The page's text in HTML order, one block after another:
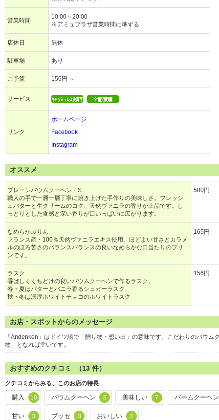
営業時間
10:00～20:00
※アミュプラザ営業時間に準ずる
店休日 無休
駐車場 あり
ご予算 156円 ～
サービス
リンク
ホームページ
Facebook
Instagram
オススメ
プレーンバウムクーヘン・S
職人の手で一層一層丁寧に焼き上げた手作りの美味しさ。フレッシ
ュバターと生クリームのコク、天然ヴァニラの香りが上品です。し
っとりとした食感と深い香りが口いっぱいに広がります。
580円
なめらかぷりん
フランス産・100％天然ヴァニラエキス使用。ほどよい甘さとカラメ
ルのほろ苦さのバランスバランスの良いなめらかな口当たりのプリ
ンです。
165円
ラスク
香ばしくくちどけの良いバウムクーヘンで作るラスク。
春・夏はバターとバニラ香るシュガーラスク
秋・冬は濃厚ホワイトチョコのホワイトラスク
156円
お店・スポットからのメッセージ
「Andenken」はドイツ語で「贈り物・想い出」の意味です。こだわりのバウ
物」となれば幸いです。
おすすめのクチコミ （13 件）
クチコミからみる、このお店の特長
購入 10 バウムクーヘン 8 美味しい 7 バームクーヘン
甘い 3 ブッセ 3 おいしい 3